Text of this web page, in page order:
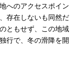
へのアクセスポイン
存在しないも同然だ
ともせず、この地域
行で、冬の滑降を開